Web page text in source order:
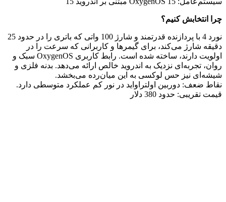
چرا انتخابش کنیم؟
نورد 4 با پردازنده قدرتمند و شارژ 100 واتی که باتری را در حدود 25
دقیقه شارژ می‌کند، برای گیمرها و کاربرانی که سرعت را در
اولویت دارند، ساخته شده است. رابط کاربری OxygenOS سبک و
روان، تجربه‌ای نزدیک به اندروید خالص ارائه می‌دهد. بدنه فلزی و
شیشه‌ای نیز حس لوکسی به این میان‌رده می‌بخشد.
نقاط ضعف: دوربین اولتراواید در نور کم عملکرد متوسطی دارد.
قیمت تقریبی: حدود 380 دلار